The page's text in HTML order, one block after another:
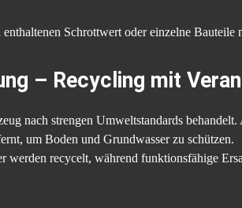
Schrottwert oder einzelne Bauteile
– Recycling mit
nach strengen Umweltstandards behandelt.
um Boden und Grundwasser zu schützen.
recycelt, während funktionsfähige